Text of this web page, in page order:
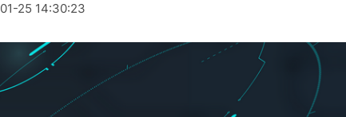
25 14:30:23